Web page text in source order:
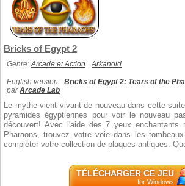
Bricks of Egypt 2
Genre:Arcade et Action Arkanoid
English version - Bricks of Egypt 2: Tears of the
parArcade Lab
Le mythe vient vivant de nouveau dans cette
pyramides égyptiennes pour voir le nouveau
découvert! Avec l'aide des 7 yeux
Pharaons, trouvez votre voie dans les
compléter votre collection de plaques antiques.
TÉLÉCHARGER CE JEU
for Windows